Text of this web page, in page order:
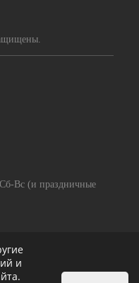
Вс (и праздничные
и